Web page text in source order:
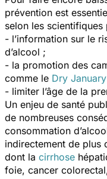
prévention est
selon les
- l’information sur le
d’alcool ;
- la promotion des
comme le Dry January
- limiter l’âge de la
Un enjeu de santé
de nombreuses
consommation
indirectement de plus
dont la cirrhose
foie, cancer